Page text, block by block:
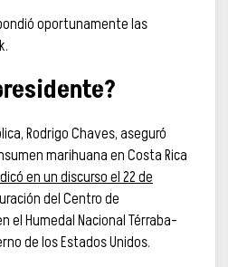
oportunamente las
Rodrigo Chaves, aseguró
marihuana en Costa Rica
en un discurso el 22 de
del Centro de
el Humedal Nacional Térraba-
de los Estados Unidos.